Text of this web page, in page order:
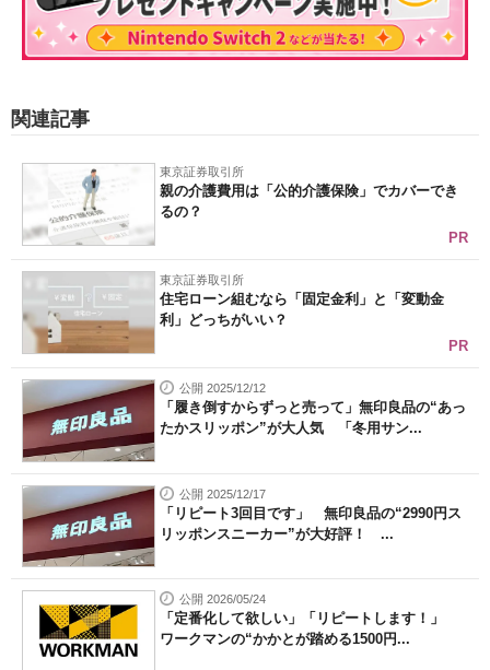
関連記事
東京証券取引所
親の介護費用は「公的介護保険」でカバーでき
るの？
PR
東京証券取引所
住宅ローン組むなら「固定金利」と「変動金
利」どっちがいい？
PR
公開 2025/12/12
「履き倒すからずっと売って」無印良品の“あっ
たかスリッポン”が大人気 「冬用サン...
公開 2025/12/17
「リピート3回目です」 無印良品の“2990円ス
リッポンスニーカー”が大好評！ ...
公開 2026/05/24
「定番化して欲しい」「リピートします！」
ワークマンの“かかとが踏める1500円...